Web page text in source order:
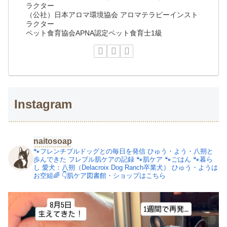
ラクター
（公社）日本アロマ環境協会 アロマテラピーインスト
ラクター
ペット食育協会APNA認定ペット食育士1級
Instagram
naitosoap
🐾フレンチブルドッグとの毎日を発信 ひゅう・よう・八朔と
歩んできた フレブル肌ケアの記録 🐾肌ケア 🐾ごはん 🐾暮ら
し 愛犬：八朔（Delacroix Dog Ranch卒業犬）
ひゅう・ようは
お空組🌈 👇肌ケア図書館・ショップはこちら